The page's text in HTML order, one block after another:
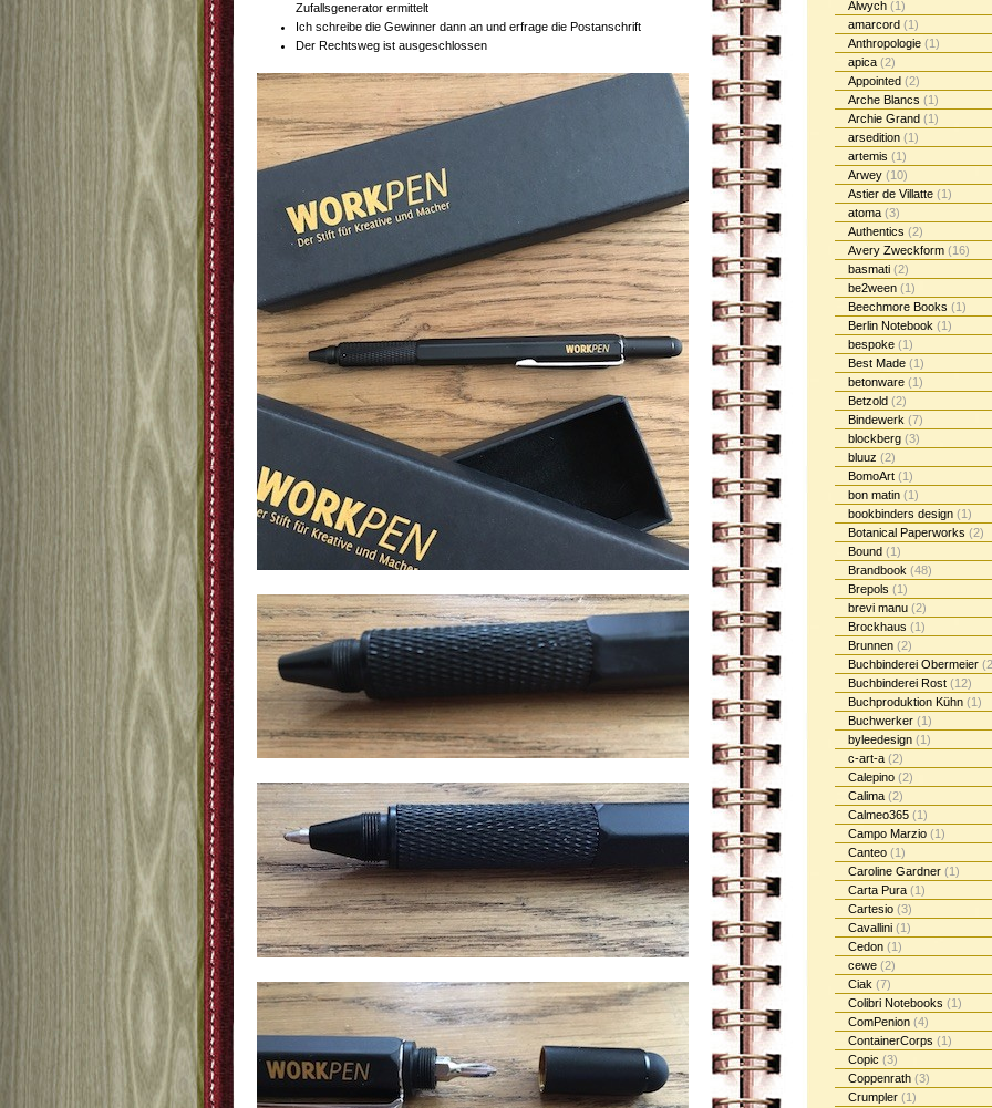
Alwych (1)
amarcord (1)
Anthropologie (1)
apica (2)
Appointed (2)
Arche Blancs (1)
Archie Grand (1)
arsedition (1)
artemis (1)
Arwey (10)
Astier de Villatte (1)
atoma (3)
Authentics (2)
Avery Zweckform (16)
basmati (2)
be2ween (1)
Beechmore Books (1)
Berlin Notebook (1)
bespoke (1)
Best Made (1)
betonware (1)
Betzold (2)
Bindewerk (7)
blockberg (3)
bluuz (2)
BomoArt (1)
bon matin (1)
bookbinders design (1)
Botanical Paperworks (2)
Bound (1)
Brandbook (48)
Brepols (1)
brevi manu (2)
Brockhaus (1)
Brunnen (2)
Buchbinderei Obermeier
Buchbinderei Rost (12)
Buchproduktion Kühn (1)
Buchwerker (1)
byleedesign (1)
c-art-a (2)
Calepino (2)
Calima (2)
Calmeo365 (1)
Campo Marzio (1)
Canteo (1)
Caroline Gardner (1)
Carta Pura (1)
Cartesio (3)
Cavallini (1)
Cedon (1)
cewe (2)
Ciak (7)
Colibri Notebooks (1)
ComPenion (4)
ContainerCorps (1)
Copic (3)
Coppenrath (3)
Crumpler (1)
Zufallsgenerator ermittelt
Ich schreibe die Gewinner dann an und erfrage die Postanschrift
Der Rechtsweg ist ausgeschlossen